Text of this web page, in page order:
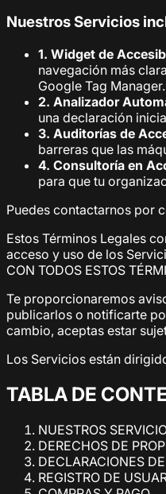
Nuestros Servicios
1. Widget de
navegación más
Google Tag
2. Analizador
una declaración
3. Auditorías de
barreras que las
4. Consultoría en
para que tu
Puedes contactarnos por
Estos Términos Legales
acceso y uso de los
CON TODOS ESTOS
Te proporcionaremos
publicarlos o notificarte
cambio, aceptas estar
Los Servicios están
TABLA DE
NUESTROS
DERECHOS DE
DECLARACIONES
REGISTRO DE